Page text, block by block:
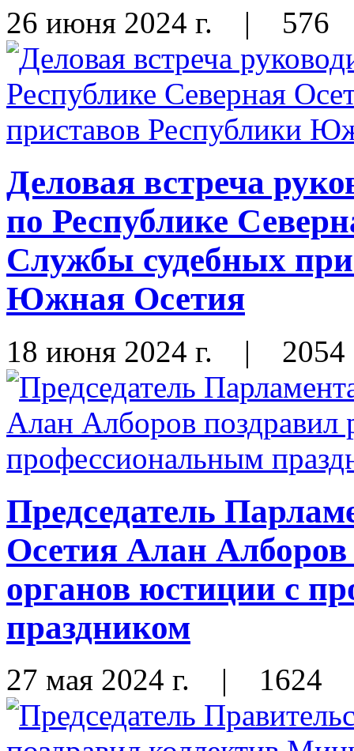
26 июня 2024 г. | 576
Деловая встреча
по Республике
Службы судебных
Южная Осетия
18 июня 2024 г. | 2054
Председатель
Осетия Алан Алборов
органов юстиции с
праздником
27 мая 2024 г. | 1624